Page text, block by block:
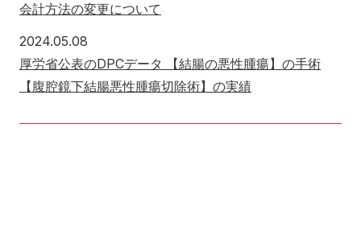
会計方法の変更について
2024.05.08
厚労省公表のDPCデータ 【結腸の悪性腫瘍】の手術
【腹腔鏡下結腸悪性腫瘍切除術】の実績